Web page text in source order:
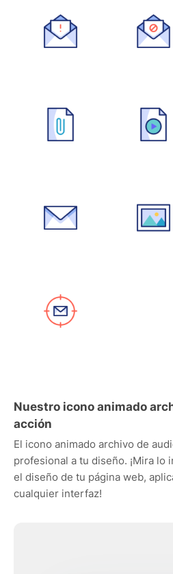
Nuestro icono animado
acción
El icono animado archivo de
profesional a tu diseño. ¡Mira lo
el diseño de tu página web,
cualquier interfaz!